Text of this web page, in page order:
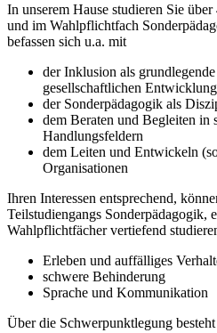
In unserem Hause studieren Sie
und im Wahlpflichtfach
befassen sich u.a. mit
der Inklusion als
gesellschaftlichen Entwicklung
der Sonderpädagogik als
dem Beraten und Begleiten in
Handlungsfeldern
dem Leiten und Entwickeln
Organisationen
Ihren Interessen entsprechend,
Teilstudiengangs Sonderpädagogik,
Wahlpflichtfächer vertiefend
Erleben und auffälliges
schwere Behinderung
Sprache und Kommunikation
Über die Schwerpunktlegung